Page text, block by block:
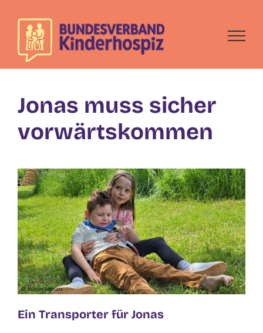
content
Jonas muss sicher
vorwärtskommen
Ein Transporter für Jonas